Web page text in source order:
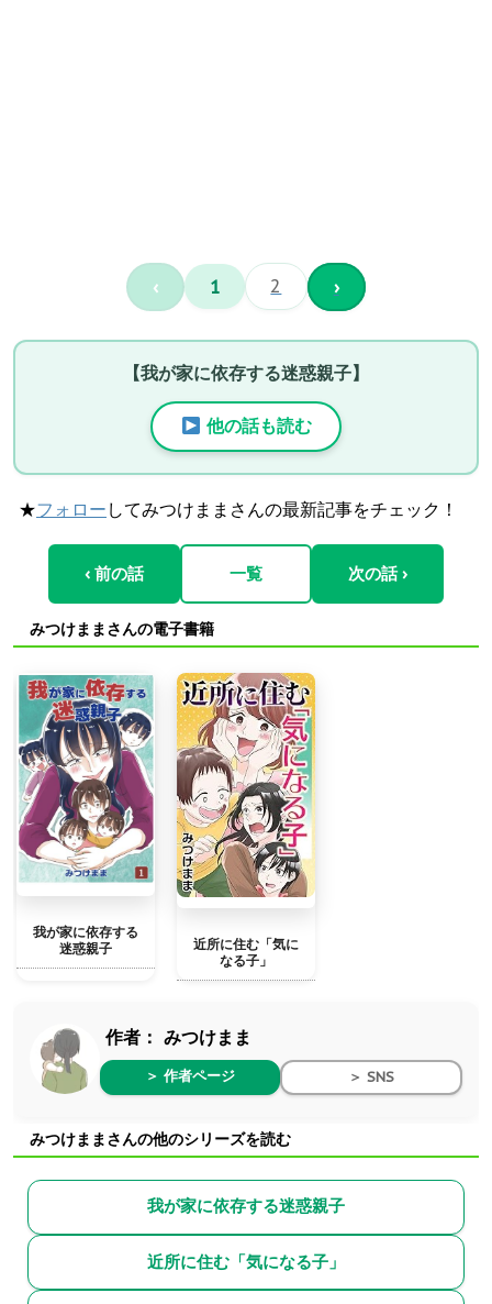
‹ 1 2 ›
【我が家に依存する迷惑親子】
他の話も読む
★フォロー してみつけままさんの最新記事をチェック！
‹ 前の話 一覧 次の話 ›
みつけままさんの電子書籍
我が家に依存する
迷惑親子
近所に住む「気に
なる子」
作者： みつけまま
＞ 作者ページ ＞ SNS
みつけままさんの他のシリーズを読む
我が家に依存する迷惑親子
近所に住む「気になる子」